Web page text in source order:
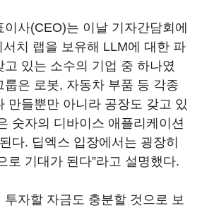
사(CEO)는 이날 기자간담회에
서치 랩을 보유해 LLM에 대한 파
고 있는 소수의 기업 중 하나였
룹은 로봇, 자동차 부품 등 각종
만들뿐만 아니라 공장도 갖고 있
숫자의 디바이스 애플리케이션
다. 딥엑스 입장에서는 굉장히
로 기대가 된다”라고 설명했다.
투자할 자금도 충분할 것으로 보